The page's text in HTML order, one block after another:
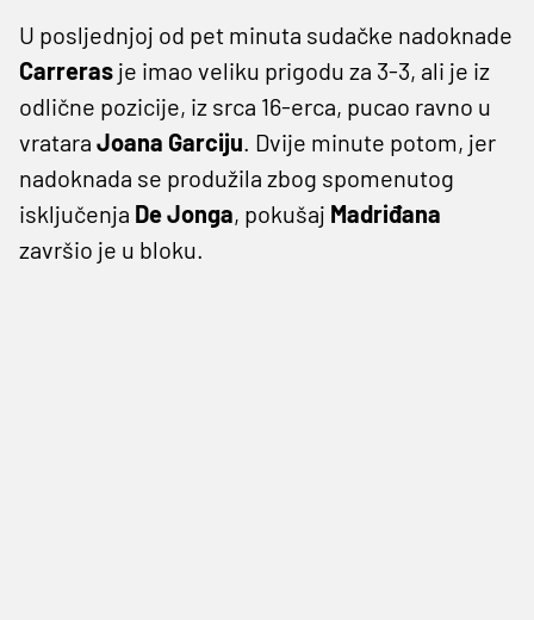
U posljednjoj od pet minuta sudačke nadoknade
Carreras je imao veliku prigodu za 3-3, ali je iz
odlične pozicije, iz srca 16-erca, pucao ravno u
vratara Joana Garciju. Dvije minute potom, jer
nadoknada se produžila zbog spomenutog
isključenja De Jonga, pokušaj Madriđana
završio je u bloku.